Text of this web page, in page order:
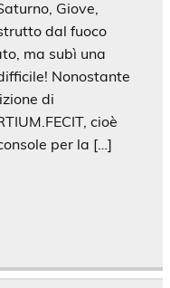
Giove,
dal fuoco
ma subì una
Nonostante
di
cioè
per la […]